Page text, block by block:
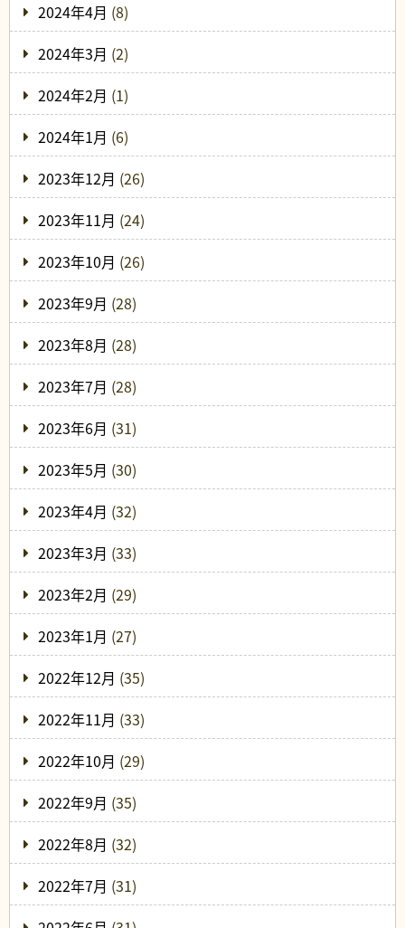
2024年4月 (8)
2024年3月 (2)
2024年2月 (1)
2024年1月 (6)
2023年12月 (26)
2023年11月 (24)
2023年10月 (26)
2023年9月 (28)
2023年8月 (28)
2023年7月 (28)
2023年6月 (31)
2023年5月 (30)
2023年4月 (32)
2023年3月 (33)
2023年2月 (29)
2023年1月 (27)
2022年12月 (35)
2022年11月 (33)
2022年10月 (29)
2022年9月 (35)
2022年8月 (32)
2022年7月 (31)